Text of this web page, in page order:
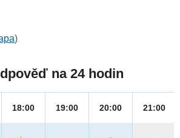
)
na 24 hodin
18:00 19:00 20:00 21:00